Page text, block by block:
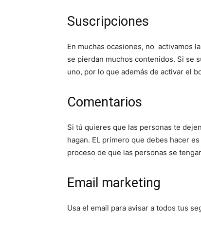
Suscripciones
En muchas ocasiones, no activamos
se pierdan muchos contenidos. Si se
uno, por lo que además de activar el
Comentarios
Si tú quieres que las personas te
hagan. EL primero que debes hacer
proceso de que las personas se
Email marketing
Usa el email para avisar a todos tus